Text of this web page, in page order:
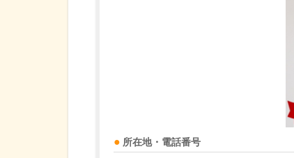
所在地・電話番号